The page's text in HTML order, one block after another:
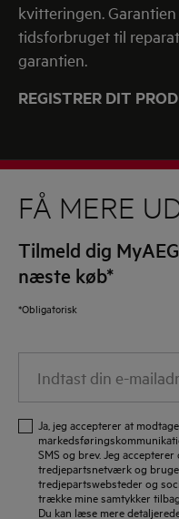
kvitteringen.
tidsforbruget til
garantien.
REGISTRER DIT
FÅ MERE
Tilmeld dig
næste køb*
*Obligatorisk
din
mailadresse
Ja, jeg accepterer at
SMS og brev. Jeg
tredjepartsnetværk og
tredjepartswebsteder og
trække mine samtykker
Du kan læse mere